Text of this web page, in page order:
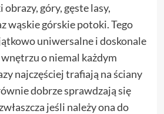
góry, gęste lasy,
wąskie górskie potoki. Tego
uniwersalne i doskonale
o niemal każdym
najczęściej trafiają na ściany
dobrze sprawdzają się
jeśli należy ona do